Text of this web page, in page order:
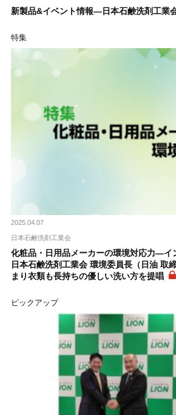
新製品&イベント情報―日本石鹸洗剤工業
特集
2025.04.07
日本石鹸洗剤工業会
化粧品・日用品メーカーの環境対応力―
日本石鹸洗剤工業会 環境委員長（日油 取
まり衣類も長持ちの優しい洗い方を提唱
ピックアップ